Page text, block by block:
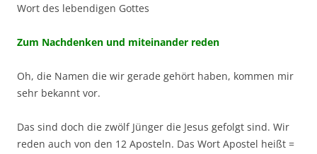
Wort des lebendigen Gottes
Zum Nachdenken und miteinander reden
Oh, die Namen die wir gerade gehört haben, kommen mir
sehr bekannt vor.
Das sind doch die zwölf Jünger die Jesus gefolgt sind. Wir
reden auch von den 12 Aposteln. Das Wort Apostel heißt =